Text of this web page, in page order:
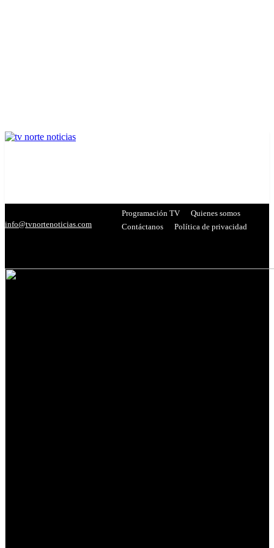
info@tvnortenoticias.com
Programación TV
Quienes somos
Contáctanos
Política de privacidad